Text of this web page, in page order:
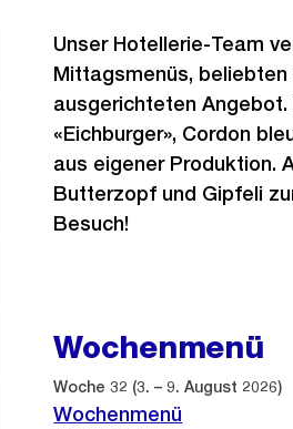
Unser Hotellerie-Team
Mittagsmenüs,
ausgerichteten
«Eichburger», Cordon
aus eigener Produktion.
Butterzopf und Gipfeli
Besuch!
Wochenmenü
Woche 32 (3. – 9. August 2026)
Wochenmenü